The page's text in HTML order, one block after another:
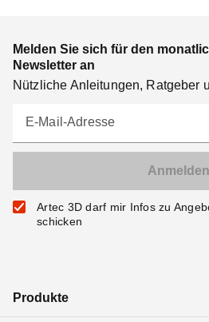
Melden Sie sich für den
Newsletter an
Nützliche Anleitungen, Ratgeber
E-Mail-Adresse
Artec 3D darf mir Infos zu
schicken
Produkte